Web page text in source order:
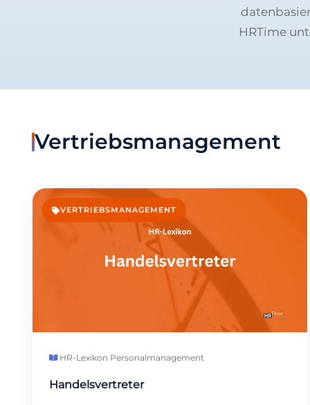
HRTime
Vertriebsmanagement
VERTRIEBSMANAGEMENT
HR-Lexikon·Personalmanagement
Handelsvertreter